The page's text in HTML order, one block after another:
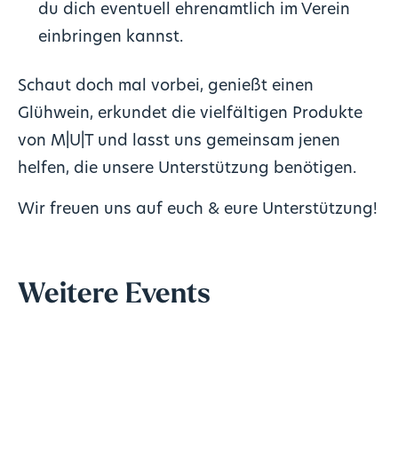
du dich eventuell ehrenamtlich im Verein
einbringen kannst.
Schaut doch mal vorbei, genießt einen
Glühwein, erkundet die vielfältigen Produkte
von M|U|T und lasst uns gemeinsam jenen
helfen, die unsere Unterstützung benötigen.
Wir freuen uns auf euch & eure Unterstützung!
Weitere Events